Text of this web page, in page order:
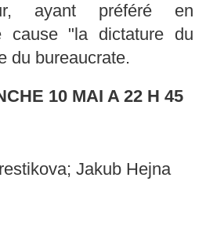
ayant préféré en
cause "la dictature du
du bureaucrate.
10 MAI A 22 H 45
Jakub Hejna